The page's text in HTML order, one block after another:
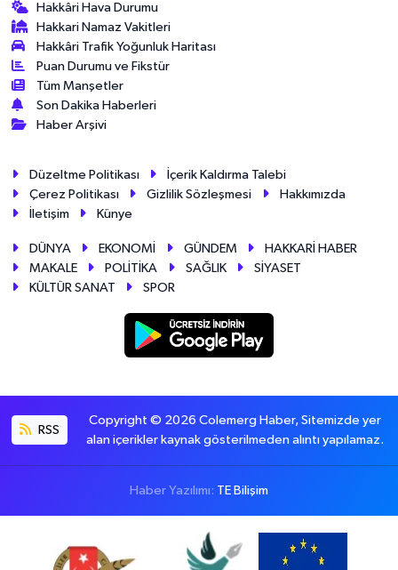
Hakkâri Hava Durumu
Hakkari Namaz Vakitleri
Hakkâri Trafik Yoğunluk Haritası
Puan Durumu ve Fikstür
Tüm Manşetler
Son Dakika Haberleri
Haber Arşivi
Düzeltme Politikası
İçerik Kaldırma Talebi
Çerez Politikası
Gizlilik Sözleşmesi
Hakkımızda
İletişim
Künye
DÜNYA EKONOMİ GÜNDEM
HAKKARİ HABER
MAKALE
POLİTİKA SAĞLIK
SİYASET
KÜLTÜR SANAT
SPOR
RSS
Copyright © 2026 Colemerg Haber, Sitemizde yer
alan içerikler kaynak gösterilmeden alıntı yapılamaz.
Haber Yazılımı: TE Bilişim